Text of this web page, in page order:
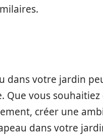
dans votre jardin
Que vous
créer une
dans votre